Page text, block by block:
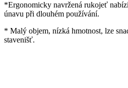
*Ergonomicky navržená rukojeť
únavu při dlouhém používání.
* Malý objem, nízká hmotnost, lze
stavenišť.